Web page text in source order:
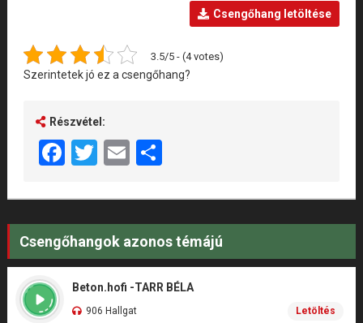
Csengőhang letöltése
3.5/5 - (4 votes)
Szerintetek jó ez a csengőhang?
Részvétel:
Facebook
Twitter
EmailShare
Csengőhangok azonos témájú
Beton.hofi -TARR BÉLA
906 Hallgat Letöltés